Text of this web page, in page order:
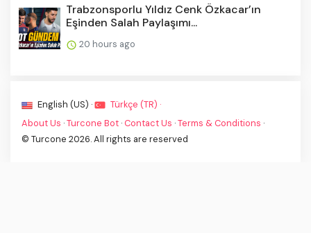
Trabzonsporlu Yıldız Cenk Özkacar’ın
Eşinden Salah Paylaşımı...
20 hours ago
English (US) ·
Türkçe (TR) ·
About Us ·Turcone Bot · Contact Us ·Terms & Conditions ·
© Turcone 2026. All rights are reserved